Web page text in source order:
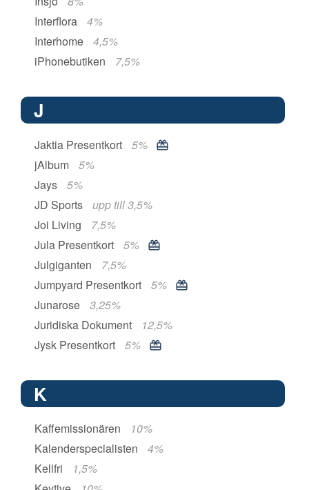
Interflora
4%
Interhome
4,5%
iPhonebutiken
7,5%
J
Jaktia Presentkort
5%
jAlbum
5%
Jays
5%
JD Sports
upp till 3,5%
Joi Living
7,5%
Jula Presentkort
5%
Julgiganten
7,5%
Jumpyard Presentkort
5%
Junarose
3,25%
Juridiska Dokument
12,5%
Jysk Presentkort
5%
K
Kaffemissionären
10%
Kalenderspecialisten
4%
Kellfri
1,5%